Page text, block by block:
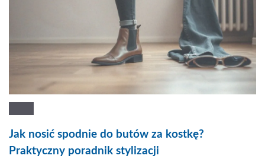
Jak nosić spodnie do butów za kostkę?
Praktyczny poradnik stylizacji